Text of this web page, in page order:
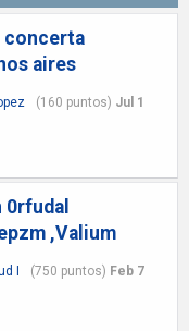
concerta
aires
(160 puntos) Jul 1
0rfudal
,Valium
I (750 puntos) Feb 7